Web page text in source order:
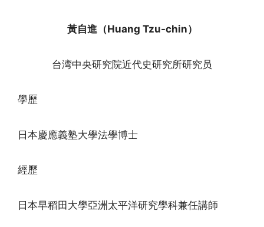
黃自進（Huang Tzu-chin）
台湾中央研究院近代史研究所研究员
學歷
日本慶應義塾大學法學博士
經歷
日本早稻田大學亞洲太平洋研究學科兼任講師